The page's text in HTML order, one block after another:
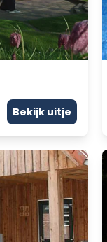
Bekijk uitje